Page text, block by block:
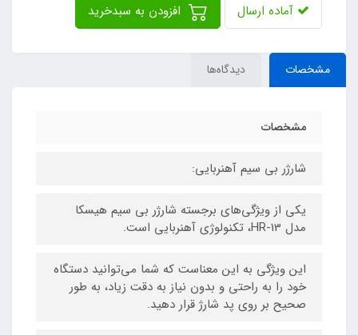
آماده ارسال
مشخصات دیدگاه‌ها
مشخصات
شارژر بی سیم آهنربایی:
یکی از ویژگی‌های برجسته شارژر بی سیم هیسکا
مدل HR-13، تکنولوژی آهنربایی است.
این ویژگی به این معناست که شما می‌توانید دستگاه
خود را به راحتی و بدون نیاز به دقت زیاد، به طور
صحیح بر روی پد شارژ قرار دهید.